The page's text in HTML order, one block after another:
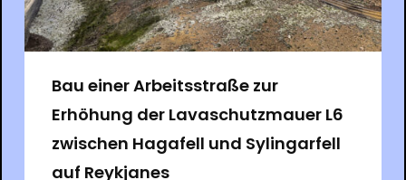
Bau einer Arbeitsstraße zur
Erhöhung der Lavaschutzmauer L6
zwischen Hagafell und Sylingarfell
auf Reykjanes